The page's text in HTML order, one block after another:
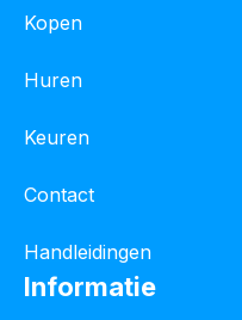
Kopen
Huren
Keuren
Contact
Handleidingen
Informatie